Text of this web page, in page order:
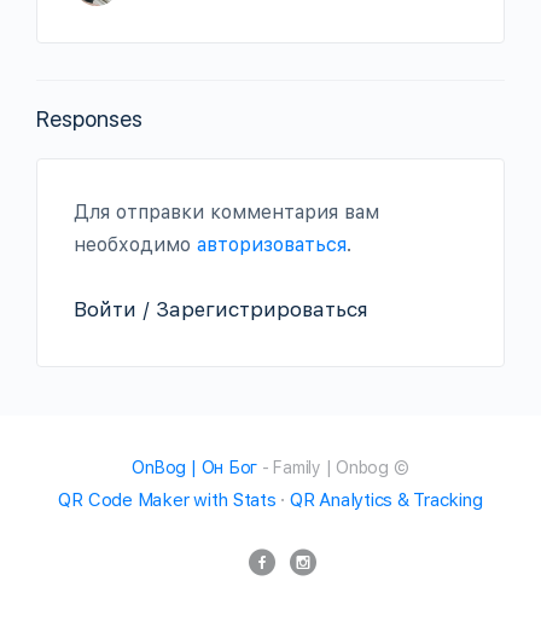
Responses
Для отправки комментария вам
необходимо авторизоваться.
Войти / Зарегистрироваться
OnBog | Он Бог - Family | Onbog ©
QR Code Maker with Stats ·QR Analytics & Tracking